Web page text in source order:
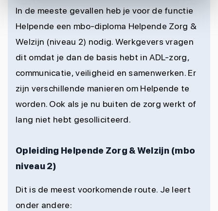
In de meeste gevallen heb je voor de functie
Helpende een mbo-diploma Helpende Zorg &
Welzijn (niveau 2) nodig. Werkgevers vragen
dit omdat je dan de basis hebt in ADL-zorg,
communicatie, veiligheid en samenwerken. Er
zijn verschillende manieren om Helpende te
worden. Ook als je nu buiten de zorg werkt of
lang niet hebt gesolliciteerd.
Opleiding Helpende Zorg & Welzijn (mbo
niveau 2)
Dit is de meest voorkomende route. Je leert
onder andere: